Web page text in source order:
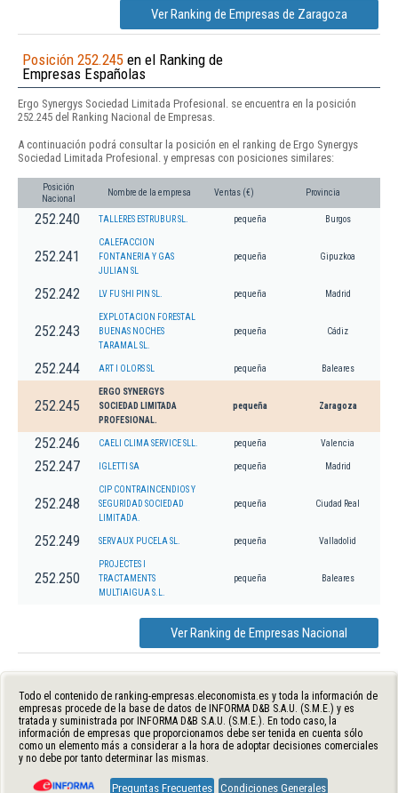
Ver Ranking de Empresas de Zaragoza
Posición 252.245 en el Ranking de
Empresas Españolas
Ergo Synergys Sociedad Limitada Profesional. se encuentra en la posición
252.245 del Ranking Nacional de Empresas.
A continuación podrá consultar la posición en el ranking de Ergo Synergys
Sociedad Limitada Profesional. y empresas con posiciones similares:
Posición
Nacional
Nombre de la empresa Ventas (€) Provincia
252.240 TALLERES ESTRUBUR SL. pequeña Burgos
252.241
CALEFACCION
FONTANERIA Y GAS
JULIAN SL
pequeña Gipuzkoa
252.242 LV FU SHI PIN SL. pequeña Madrid
252.243
EXPLOTACION FORESTAL
BUENAS NOCHES
TARAMAL SL.
pequeña Cádiz
252.244 ART I OLORS SL pequeña Baleares
252.245
ERGO SYNERGYS
SOCIEDAD LIMITADA
PROFESIONAL.
pequeña Zaragoza
252.246 CAELI CLIMA SERVICE SLL. pequeña Valencia
252.247 IGLETTI SA pequeña Madrid
252.248
CIP CONTRAINCENDIOS Y
SEGURIDAD SOCIEDAD
LIMITADA.
pequeña Ciudad Real
252.249 SERVAUX PUCELA SL. pequeña Valladolid
252.250
PROJECTES I
TRACTAMENTS
MULTIAIGUA S.L.
pequeña Baleares
Ver Ranking de Empresas Nacional
Todo el contenido de ranking-empresas.eleconomista.es y toda la información de
empresas procede de la base de datos de INFORMA D&B S.A.U. (S.M.E.) y es
tratada y suministrada por INFORMA D&B S.A.U. (S.M.E.). En todo caso, la
información de empresas que proporcionamos debe ser tenida en cuenta sólo
como un elemento más a considerar a la hora de adoptar decisiones comerciales
y no debe por tanto determinar las mismas.
Preguntas Frecuentes Condiciones Generales